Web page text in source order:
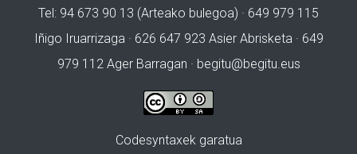
Tel: 94 673 90 13 (Arteako bulegoa) · 649 979 115
Iñigo Iruarrizaga · 626 647 923 Asier Abrisketa · 649
979 112 Ager Barragan · begitu@begitu.eus
Codesyntaxek garatua